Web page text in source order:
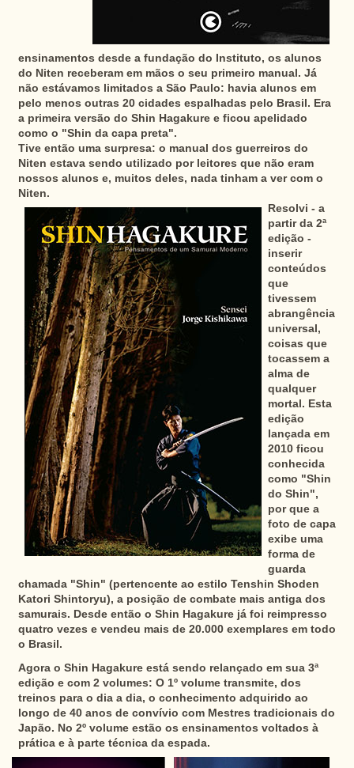
ensinamentos desde a fundação do Instituto, os alunos
do Niten receberam em mãos o seu primeiro manual. Já
não estávamos limitados a São Paulo: havia alunos em
pelo menos outras 20 cidades espalhadas pelo Brasil. Era
a primeira versão do Shin Hagakure e ficou apelidado
como o "Shin da capa preta".
Tive então uma surpresa: o manual dos guerreiros do
Niten estava sendo utilizado por leitores que não eram
nossos alunos e, muitos deles, nada tinham a ver com o
Niten.
Resolvi - a
partir da 2ª
edição -
inserir
conteúdos
que
tivessem
abrangência
universal,
coisas que
tocassem a
alma de
qualquer
mortal. Esta
edição
lançada em
2010 ficou
conhecida
como "Shin
do Shin",
por que a
foto de capa
exibe uma
forma de
guarda
chamada "Shin" (pertencente ao estilo Tenshin Shoden
Katori Shintoryu), a posição de combate mais antiga dos
samurais. Desde então o Shin Hagakure já foi reimpresso
quatro vezes e vendeu mais de 20.000 exemplares em todo
o Brasil.
Agora o Shin Hagakure está sendo relançado em sua 3ª
edição e com 2 volumes: O 1º volume transmite, dos
treinos para o dia a dia, o conhecimento adquirido ao
longo de 40 anos de convívio com Mestres tradicionais do
Japão. No 2º volume estão os ensinamentos voltados à
prática e à parte técnica da espada.